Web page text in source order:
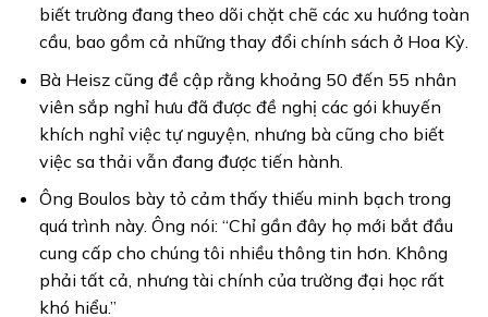
biết trường đang theo dõi chặt chẽ các xu hướng toàn
cầu, bao gồm cả những thay đổi chính sách ở Hoa Kỳ.
Bà Heisz cũng đề cập rằng khoảng 50 đến 55 nhân
viên sắp nghỉ hưu đã được đề nghị các gói khuyến
khích nghỉ việc tự nguyện, nhưng bà cũng cho biết
việc sa thải vẫn đang được tiến hành.
Ông Boulos bày tỏ cảm thấy thiếu minh bạch trong
quá trình này. Ông nói: “Chỉ gần đây họ mới bắt đầu
cung cấp cho chúng tôi nhiều thông tin hơn. Không
phải tất cả, nhưng tài chính của trường đại học rất
khó hiểu.”